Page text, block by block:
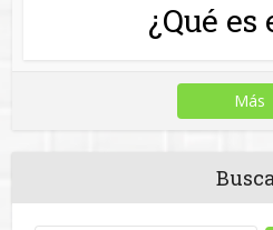
Reducir facturas de luz y gas
Descubre con José Miguel
rentabilidad de tu empresa
Rubén Otero: ¿Qué factores
en propiedades para alquilar?